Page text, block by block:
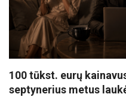
100 tūkst. eurų
septynerius metus